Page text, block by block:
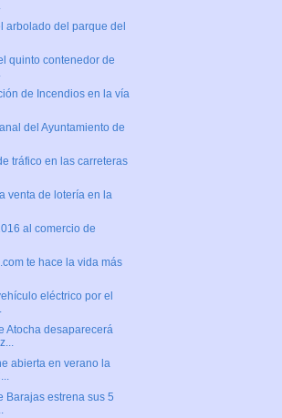
arbolado del parque del
quinto contenedor de
de Incendios en la vía
del Ayuntamiento de
tráfico en las carreteras
venta de lotería en la
al comercio de
te hace la vida más
eléctrico por el
Atocha desaparecerá
abierta en verano la
Barajas estrena sus 5